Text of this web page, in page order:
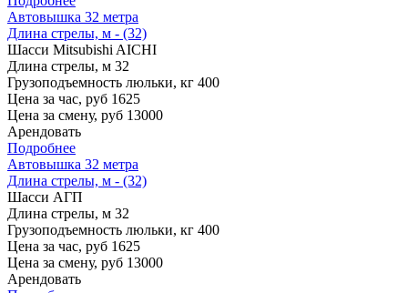
Автовышка 32 метра
Длина стрелы, м - (32)
Шасси Mitsubishi AICHI
Длина стрелы, м 32
Грузоподъемность люльки, кг 400
Цена за час, руб 1625
Цена за смену, руб 13000
Арендовать
Подробнее
Автовышка 32 метра
Длина стрелы, м - (32)
Шасси АГП
Длина стрелы, м 32
Грузоподъемность люльки, кг 400
Цена за час, руб 1625
Цена за смену, руб 13000
Арендовать